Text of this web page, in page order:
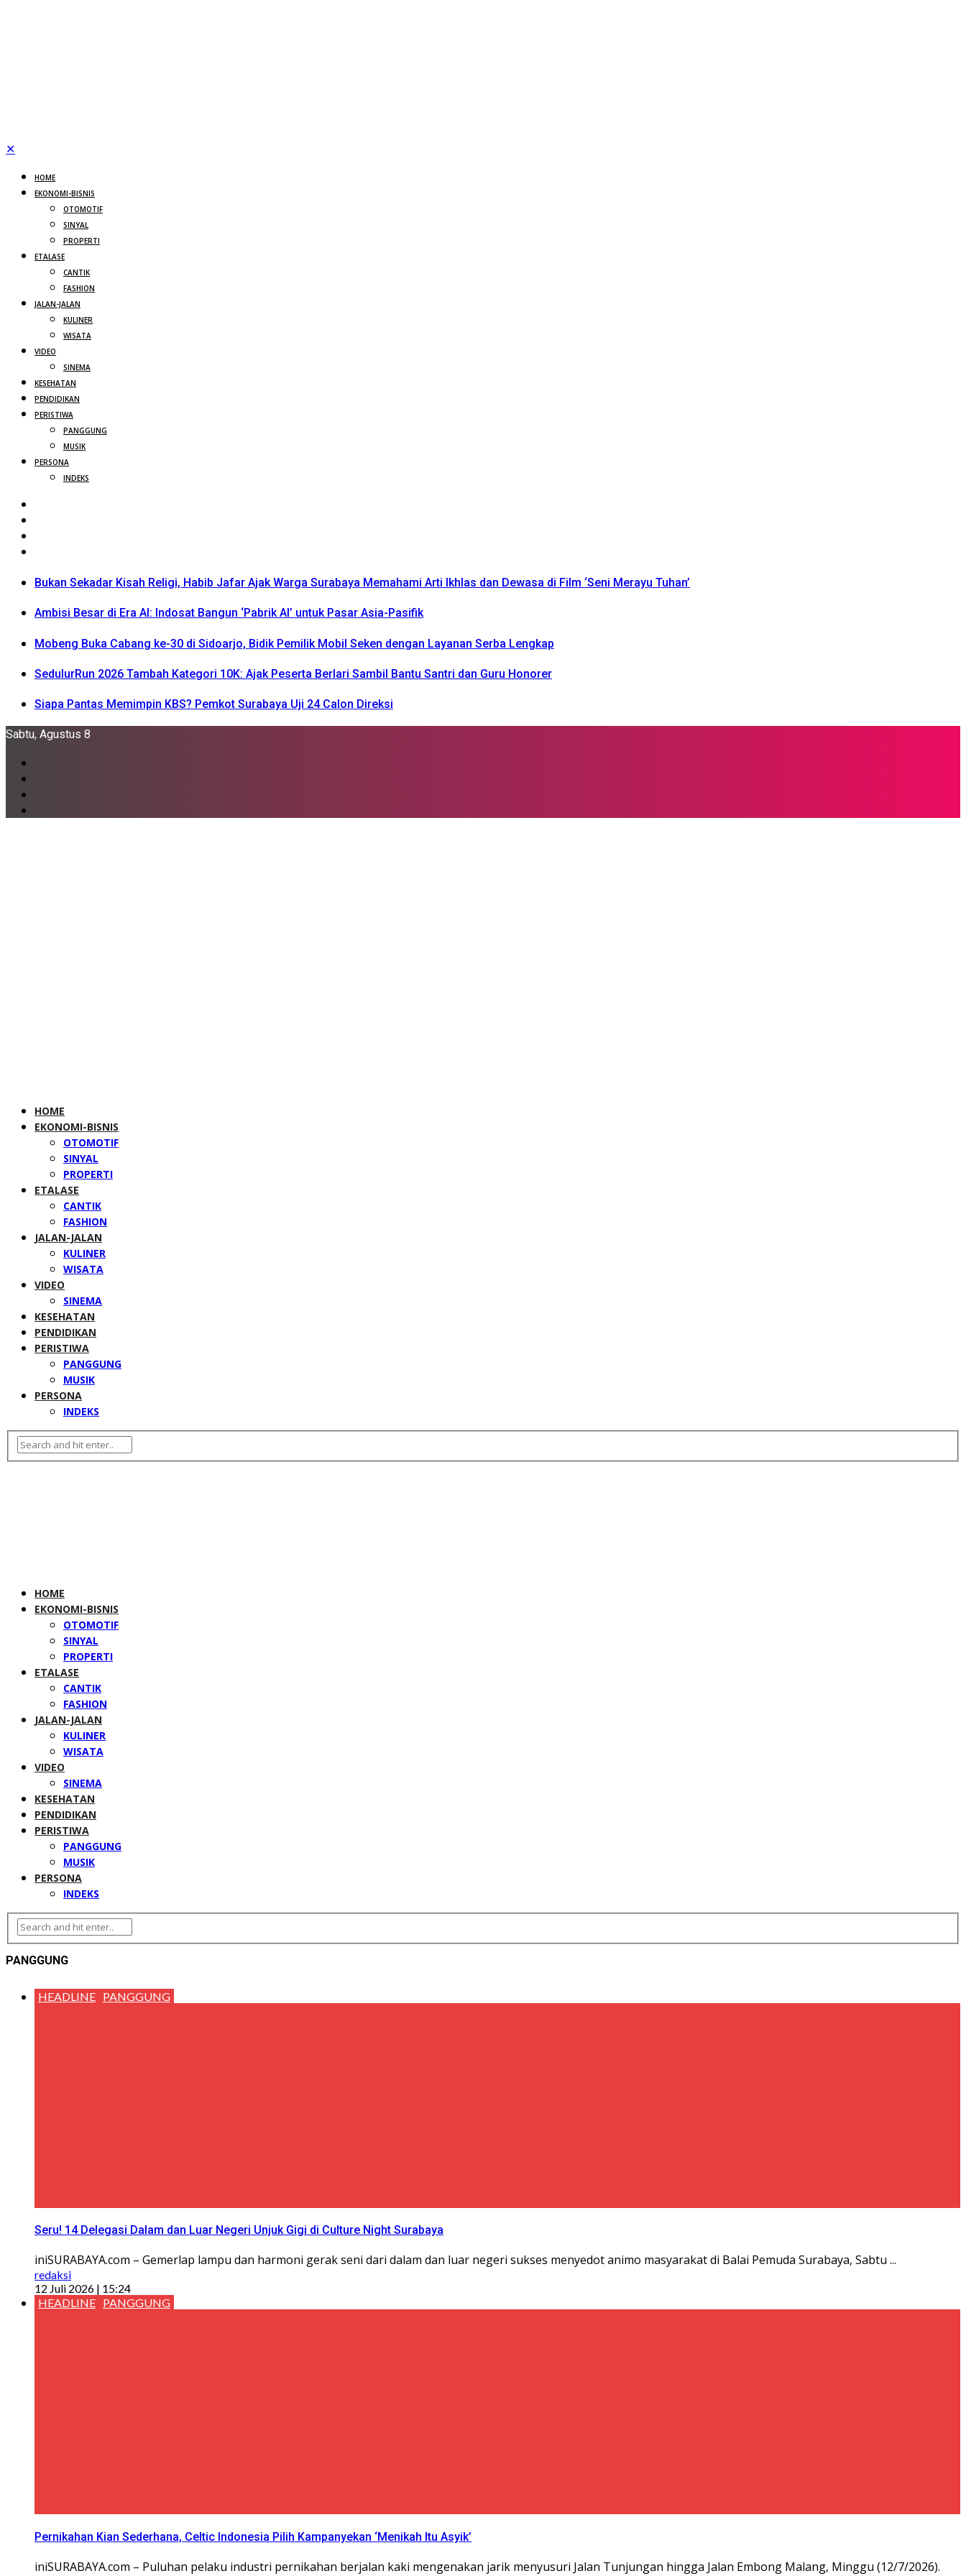
✕
HOME
EKONOMI-BISNIS
OTOMOTIF
SINYAL
PROPERTI
ETALASE
CANTIK
FASHION
JALAN-JALAN
KULINER
WISATA
VIDEO
SINEMA
KESEHATAN
PENDIDIKAN
PERISTIWA
PANGGUNG
MUSIK
PERSONA
INDEKS
Bukan Sekadar Kisah Religi, Habib Jafar Ajak Warga Surabaya Memahami Arti Ikhlas dan Dewasa di Film ‘Seni Merayu Tuhan’
Ambisi Besar di Era AI: Indosat Bangun ‘Pabrik AI’ untuk Pasar Asia-Pasifik
Mobeng Buka Cabang ke-30 di Sidoarjo, Bidik Pemilik Mobil Seken dengan Layanan Serba Lengkap
SedulurRun 2026 Tambah Kategori 10K: Ajak Peserta Berlari Sambil Bantu Santri dan Guru Honorer
Siapa Pantas Memimpin KBS? Pemkot Surabaya Uji 24 Calon Direksi
Sabtu, Agustus 8
HOME
EKONOMI-BISNIS
OTOMOTIF
SINYAL
PROPERTI
ETALASE
CANTIK
FASHION
JALAN-JALAN
KULINER
WISATA
VIDEO
SINEMA
KESEHATAN
PENDIDIKAN
PERISTIWA
PANGGUNG
MUSIK
PERSONA
INDEKS
HOME
EKONOMI-BISNIS
OTOMOTIF
SINYAL
PROPERTI
ETALASE
CANTIK
FASHION
JALAN-JALAN
KULINER
WISATA
VIDEO
SINEMA
KESEHATAN
PENDIDIKAN
PERISTIWA
PANGGUNG
MUSIK
PERSONA
INDEKS
PANGGUNG
HEADLINE PANGGUNG
Seru! 14 Delegasi Dalam dan Luar Negeri Unjuk Gigi di Culture Night Surabaya
iniSURABAYA.com – Gemerlap lampu dan harmoni gerak seni dari dalam dan luar negeri sukses menyedot animo masyarakat di Balai Pemuda Surabaya, Sabtu ...
redaksi
12 Juli 2026 | 15:24
HEADLINE PANGGUNG
Pernikahan Kian Sederhana, Celtic Indonesia Pilih Kampanyekan ‘Menikah Itu Asyik’
iniSURABAYA.com – Puluhan pelaku industri pernikahan berjalan kaki mengenakan jarik menyusuri Jalan Tunjungan hingga Jalan Embong Malang, Minggu (12/7/2026).